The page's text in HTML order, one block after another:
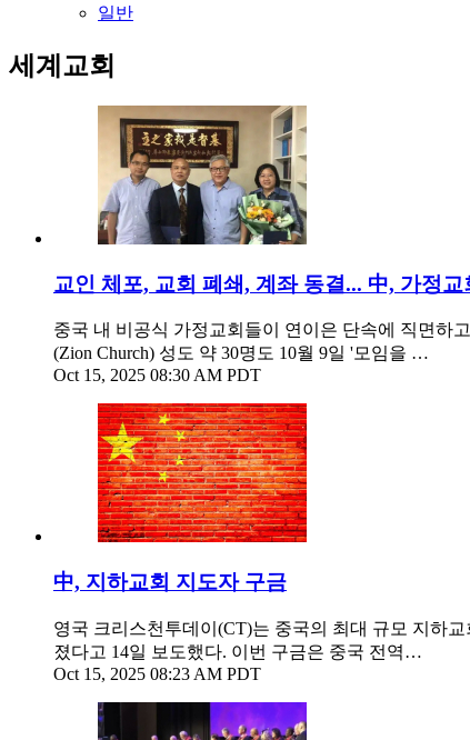
일반
세계교회
교인 체포, 교회 폐쇄, 계좌 동결... 中, 가정
중국 내 비공식 가정교회들이 연이은 단속에 직면하
(Zion Church) 성도 약 30명도 10월 9일 '모임을 …
Oct 15, 2025 08:30 AM PDT
中, 지하교회 지도자 구금
영국 크리스천투데이(CT)는 중국의 최대 규모 지하
졌다고 14일 보도했다. 이번 구금은 중국 전역…
Oct 15, 2025 08:23 AM PDT